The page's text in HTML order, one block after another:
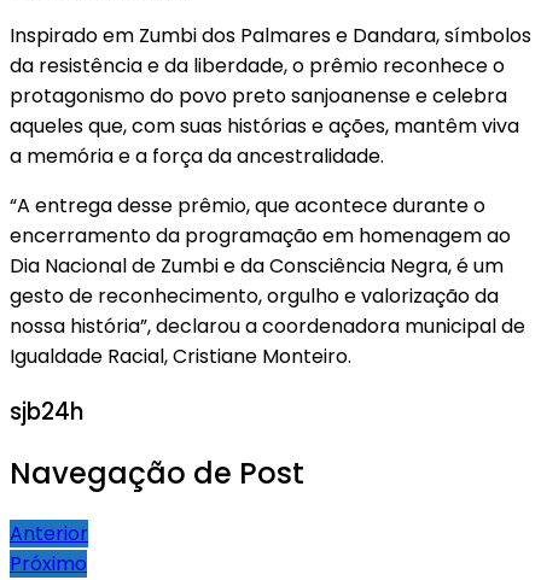
Inspirado em Zumbi dos Palmares e Dandara, símbolos
da resistência e da liberdade, o prêmio reconhece o
protagonismo do povo preto sanjoanense e celebra
aqueles que, com suas histórias e ações, mantêm viva
a memória e a força da ancestralidade.
“A entrega desse prêmio, que acontece durante o
encerramento da programação em homenagem ao
Dia Nacional de Zumbi e da Consciência Negra, é um
gesto de reconhecimento, orgulho e valorização da
nossa história”, declarou a coordenadora municipal de
Igualdade Racial, Cristiane Monteiro.
sjb24h
Navegação de Post
Anterior
Próximo